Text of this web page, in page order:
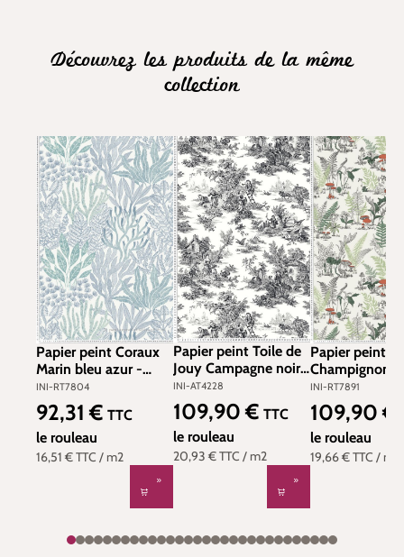
Découvrez les produits de la même
collection
Papier peint Coraux
Marin bleu azur -
Toiles de York
(Initiales) | Réf. INI-
RT7804
INI-RT7804
16,51 €TTC / m2
Prix régulier :
92,31 € TTC
le rouleau
Papier peint Toile de
Jouy Campagne noir
et blanc - Toiles de
York (Initiales) | Réf.
INI-AT4228
INI-AT4228
20,93 €TTC / m2
Prix régulier :
109,90 € TTC
le rouleau
Papier peint
Champignon
rouge - Toiles
(Initiales) |
RT7891
INI-RT7891
19,66 €TTC / m2
Prix régulier :
109,90 €
le rouleau